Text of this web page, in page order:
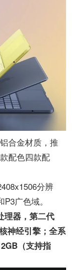
合金材质，推
配色四款配
分辨
广色域。
理器，第二代
神经引擎；全系
（支持指